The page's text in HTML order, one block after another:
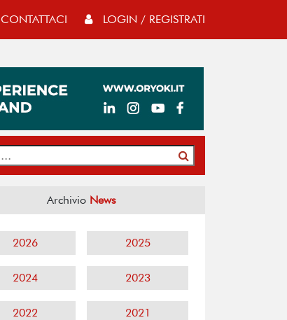
CONTATTACI LOGIN / REGISTRATI
Archivio News
2026 2025
2024 2023
2022 2021